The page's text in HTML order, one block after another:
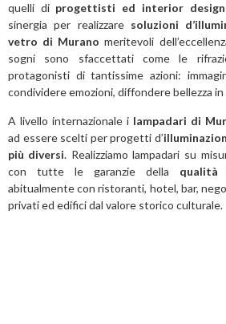
quelli di progettisti ed interior
sinergia per realizzare soluzioni
vetro di Murano meritevoli
sogni sono sfaccettati come le
protagonisti di tantissime azioni:
condividere emozioni, diffondere bellezza
A livello internazionale i lampadari di
ad essere scelti per progetti d’
più diversi. Realizziamo lampadari su
con tutte le garanzie della qualità
abitualmente con ristoranti, hotel, bar,
privati ed edifici dal valore storico culturale.